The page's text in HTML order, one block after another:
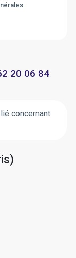
20 06 84
concernant